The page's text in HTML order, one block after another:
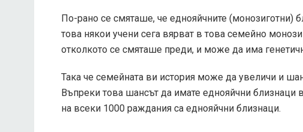
По-рано се смяташе, че еднояйчните (монозиготни)
това някои учени сега вярват в това семейно
отколкото се смяташе преди, и може да има
Така че семейната ви история може да увеличи и
Въпреки това шансът да имате еднояйчни
на всеки 1000 раждания са еднояйчни близнаци.